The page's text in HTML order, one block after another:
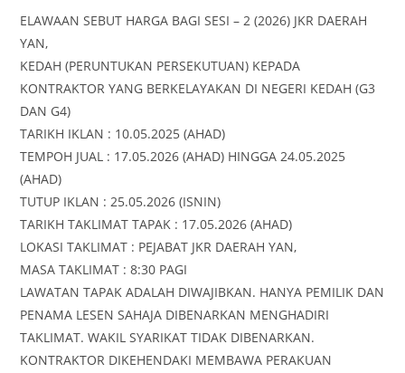
ELAWAAN SEBUT HARGA BAGI SESI – 2 (2026) JKR DAERAH
YAN,
KEDAH (PERUNTUKAN PERSEKUTUAN) KEPADA
KONTRAKTOR YANG BERKELAYAKAN DI NEGERI KEDAH (G3
DAN G4)
TARIKH IKLAN : 10.05.2025 (AHAD)
TEMPOH JUAL : 17.05.2026 (AHAD) HINGGA 24.05.2025
(AHAD)
TUTUP IKLAN : 25.05.2026 (ISNIN)
TARIKH TAKLIMAT TAPAK : 17.05.2026 (AHAD)
LOKASI TAKLIMAT : PEJABAT JKR DAERAH YAN,
MASA TAKLIMAT : 8:30 PAGI
LAWATAN TAPAK ADALAH DIWAJIBKAN. HANYA PEMILIK DAN
PENAMA LESEN SAHAJA DIBENARKAN MENGHADIRI
TAKLIMAT. WAKIL SYARIKAT TIDAK DIBENARKAN.
KONTRAKTOR DIKEHENDAKI MEMBAWA PERAKUAN